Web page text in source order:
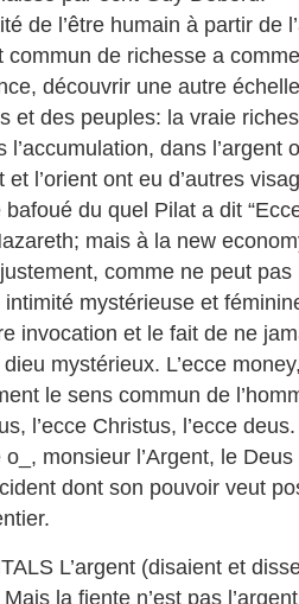
de l’être humain à partir de
de richesse a
découvrir une autre
et des peuples: la vraie
l’accumulation, dans l’argent
et l’orient ont eu d’autres
du quel Pilat a dit
mais à la new
comme ne peut
mystérieuse et
invocation et le fait de ne
dieu mystérieux. L’ecce
le sens commun de
l’ecce Christus, l’ecce
monsieur l’Argent, le Deus
dont son pouvoir veut
L’argent (disaient et
la fiente n’est pas